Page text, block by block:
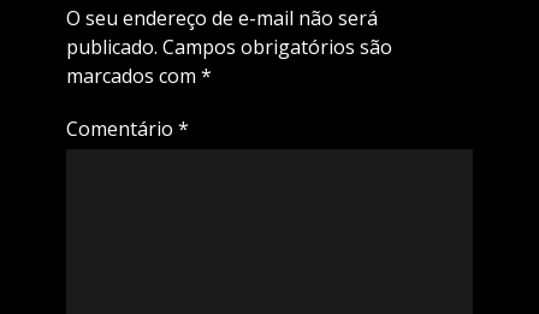
O seu endereço de e-mail não será
publicado. Campos obrigatórios são
marcados com *
Comentário *